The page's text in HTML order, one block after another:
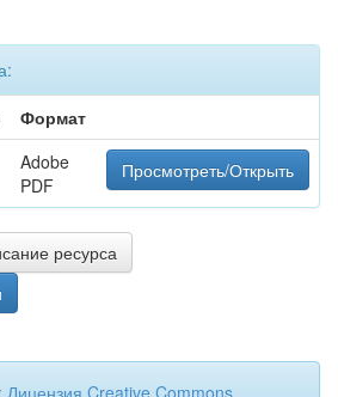
Формат
Adobe
PDF
Просмотреть/Открыть
ресурса
Лицензия Creative Commons